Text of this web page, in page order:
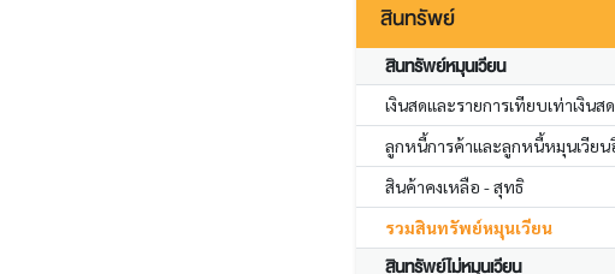
สินทรัพย์
สินทรัพย์หมุนเวียน
เงินสดและรายการเทียบเท่าเงินสด
ลูกหนี้การค้าและลูกหนี้หมุนเวีย
สินค้าคงเหลือ - สุทธิ
รวมสินทรัพย์หมุนเวียน
สินทรัพย์ไม่หมุนเวียน